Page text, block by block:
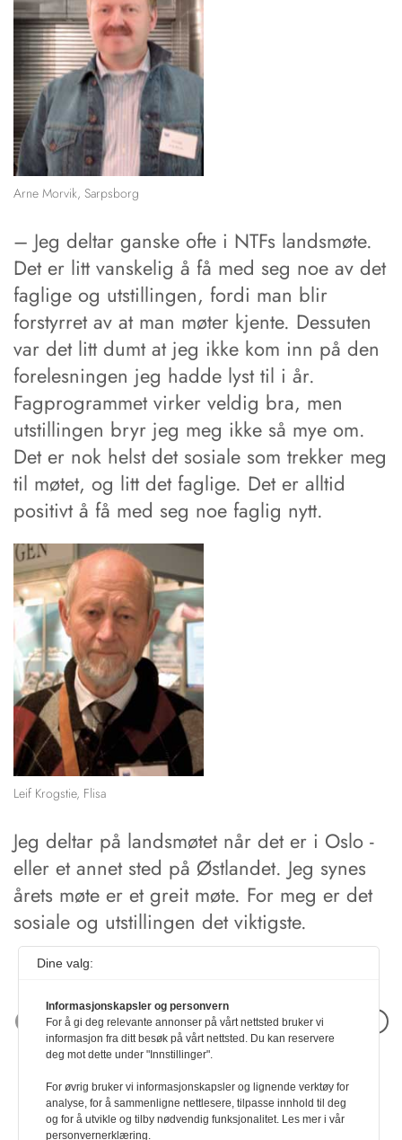
Arne Morvik, Sarpsborg
– Jeg deltar ganske ­ofte i NTFs landsmøte.
Det er litt vans­ke­lig å få med seg noe av det
fag­lige og utstillingen, fordi man blir
forstyrret av at man møter kjente. Dess­uten
var det litt dumt at jeg ­ikke kom inn på den
forelesningen jeg hadde lyst til i år.
Fagprogrammet virker veldig bra, men
utstillingen bryr jeg meg ­ikke så mye om.
Det er nok helst det so­siale som trekker meg
til møtet, og litt det faglige. Det er alltid
positivt å få med seg noe faglig nytt.
Leif Krogstie, Flisa
Jeg deltar på landsmøtet når det er i ­Oslo ­
eller et annet sted på Østlandet. Jeg synes
årets ­møte er et greit møte. For meg er det
so­siale og utstillingen det viktigste.
Neste artikkel
Dine valg:
Informasjonskapsler og personvern
For å gi deg relevante annonser på vårt nettsted bruker vi
informasjon fra ditt besøk på vårt nettsted. Du kan reservere
deg mot dette under "Innstillinger".
For øvrig bruker vi informasjonskapsler og lignende verktøy for
analyse, for å sammenligne nettlesere, tilpasse innhold til deg
og for å utvikle og tilby nødvendig funksjonalitet. Les mer i vår
personvernerklæring.